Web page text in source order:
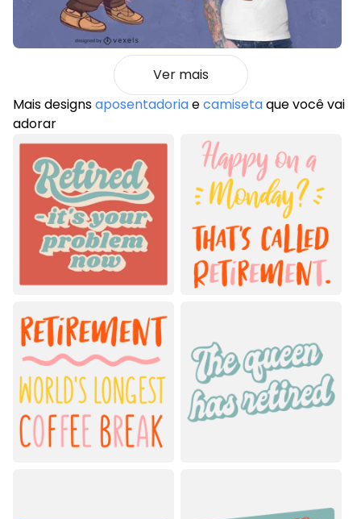
Ver mais
Mais designsaposentadoriaecamisetaque você vai
adorar